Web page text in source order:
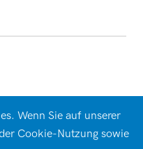
Wenn Sie auf unserer
Cookie-Nutzung sowie